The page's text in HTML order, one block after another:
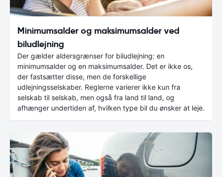
Minimumsalder og maksimumsalder ved
biludlejning
Der gælder aldersgrænser for biludlejning: en
minimumsalder og en maksimumsalder. Det er ikke os,
der fastsætter disse, men de forskellige
udlejningsselskaber. Reglerne varierer ikke kun fra
selskab til selskab, men også fra land til land, og
afhænger undertiden af, hvilken type bil du ønsker at leje.